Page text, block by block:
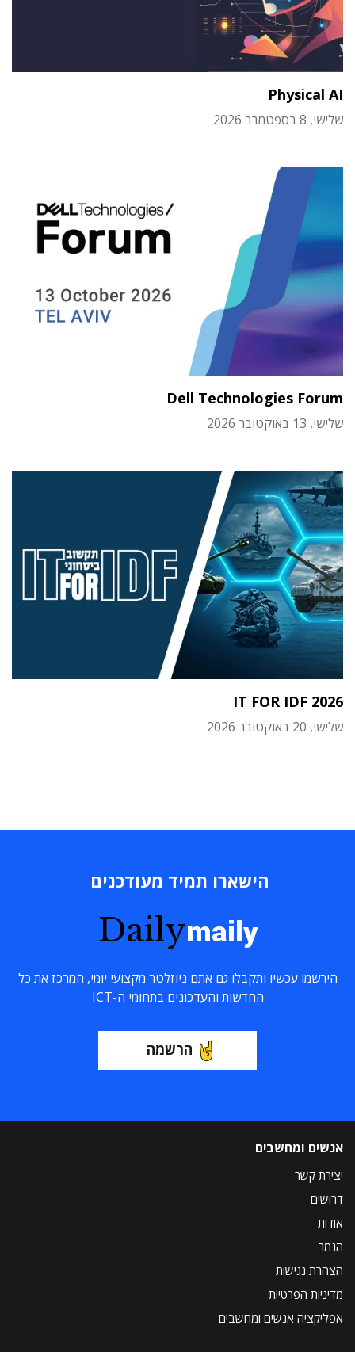
Physical AI
שלישי, 8 בספטמבר 2026
Dell Technologies Forum
שלישי, 13 באוקטובר 2026
IT FOR IDF 2026
שלישי, 20 באוקטובר 2026
הישארו תמיד מעודכנים
Dailymaily
הירשמו עכשיו ותקבלו גם אתם ניוזלטר מקצועי יומי, המרכז את כל
החדשות והעדכונים בתחומי ה-ICT
הרשמה
אנשים ומחשבים
יצירת קשר
דרושים
אודות
הנמר
הצהרת נגישות
מדיניות הפרטיות
אפליקציה אנשים ומחשבים